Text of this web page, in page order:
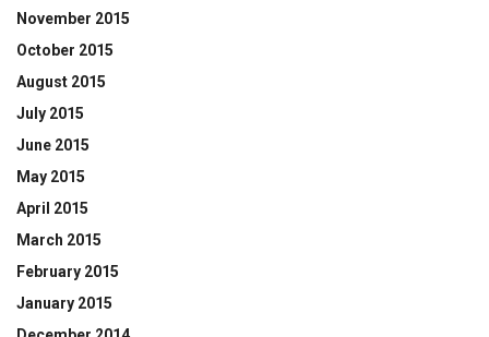
November 2015
October 2015
August 2015
July 2015
June 2015
May 2015
April 2015
March 2015
February 2015
January 2015